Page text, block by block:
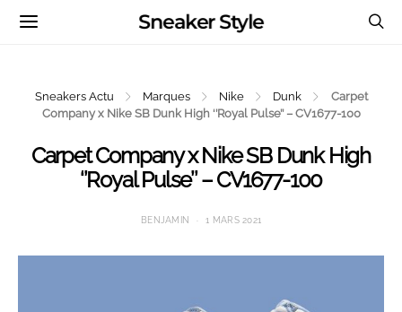
Sneaker Style
Sneakers Actu Marques Nike Dunk
Carpet
Company x Nike SB Dunk High ‘’Royal Pulse’’ – CV1677-100
Carpet Company x Nike SB Dunk High
‘’Royal Pulse’’ – CV1677-100
BENJAMIN 1 MARS 2021